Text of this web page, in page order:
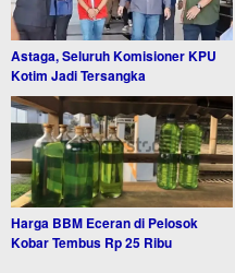
Astaga, Seluruh Komisioner KPU
Kotim Jadi Tersangka
Harga BBM Eceran di Pelosok
Kobar Tembus Rp 25 Ribu